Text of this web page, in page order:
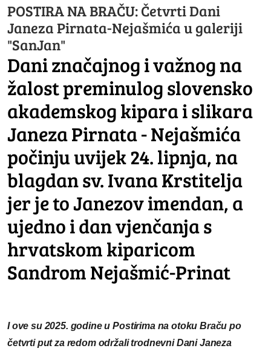
POSTIRA NA BRAČU: Četvrti Dani
Janeza Pirnata-Nejašmića u galeriji
"SanJan"
Dani značajnog i važnog na
žalost preminulog slovensko
akademskog kipara i slikara
Janeza Pirnata - Nejašmića
počinju uvijek 24. lipnja, na
blagdan sv. Ivana Krstitelja
jer je to Janezov imendan, a
ujedno i dan vjenčanja s
hrvatskom kiparicom
Sandrom Nejašmić-Prinat
I ove su 2025. godine u Postirima na otoku Braču po
četvrti put za redom održali trodnevni Dani Janeza